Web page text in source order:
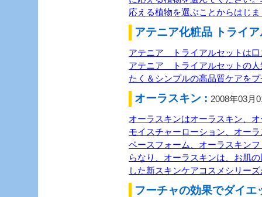
応える植物を選ぶことからはじ
アテニア化粧品 トライ
アテニア トライアルセットは口
アテニア トライアルセットの人
たく＆シンプルの高品質ケアを
オーラスキン : 2008年03月
オーラスキンはオーラスキン、
モイスチャーローション、オー
ベースフォーム、オーラスキン
らなり、オーラスキンは、お肌
した新スキンケアコスメシリー
フーチャの効果でダイ